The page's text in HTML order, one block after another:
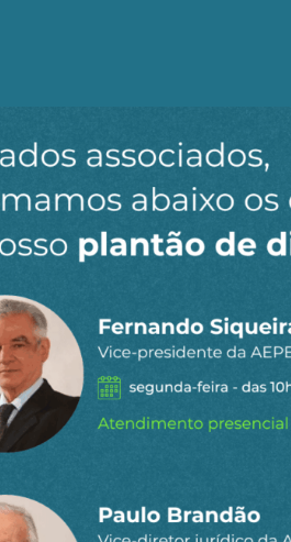
Nenhuma notícia
por e-
conteúdos publicados em